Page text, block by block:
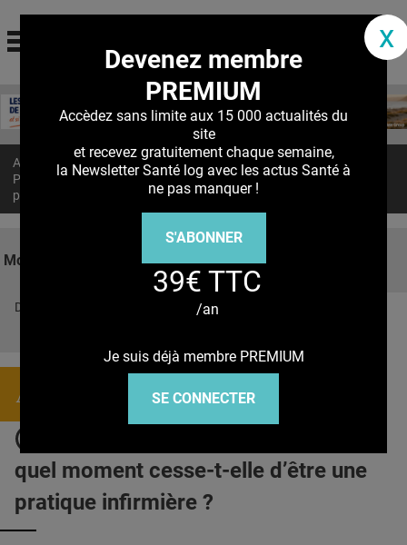
Jump to navigation
La communauté des professionnels de santé
MON COMPTE
S'ABONNER À LA REVUE SOIN À DOMICILE
E-REVUE SAD
PUBLICITÉ
Accueil > Actualités
PRATIQUE AVANCÉE : Mais à quel moment cesse-t-elle d’être une
pratique infirmière ?
Mots clés
Découvrez nos réseaux sociaux
Actualités
quel moment cesse-t-elle d’être une
pratique infirmière ?
x
Devenez membre
PREMIUM
Accèdez sans limite aux 15 000 actualités du
site
et recevez gratuitement chaque semaine,
la Newsletter Santé log avec les actus Santé à
ne pas manquer !
S'ABONNER
39€ TTC
/an
Je suis déjà membre PREMIUM
SE CONNECTER